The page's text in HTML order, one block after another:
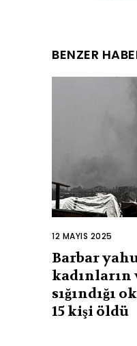
BENZER
12 MAYIS 2025
Barbar
kadınların
sığındığı
15 kişi öldü